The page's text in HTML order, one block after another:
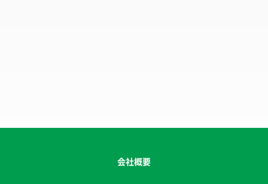
会社概要